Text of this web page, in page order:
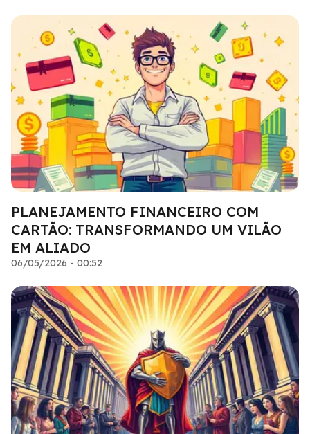
PLANEJAMENTO FINANCEIRO COM
CARTÃO: TRANSFORMANDO UM VILÃO
EM ALIADO
06/05/2026 - 00:52